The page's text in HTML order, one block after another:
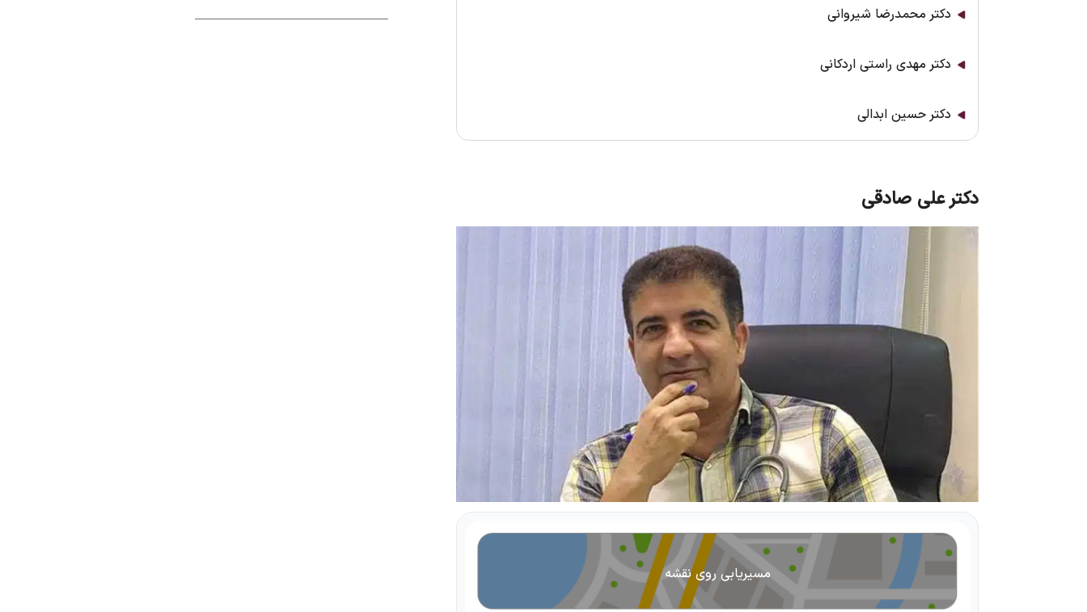
دکتر محمدرضا شیروانی
دکتر مهدی راستی اردکانی
دکتر حسین ابدالی
دکتر علی صادقی
مسیریابی روی نقشه